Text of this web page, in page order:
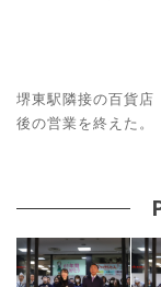
堺東駅隣接の百貨店
後の営業を終えた。